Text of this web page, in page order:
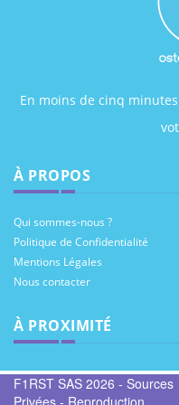
En moins de cinq
À PROPOS
Qui sommes-nous ?
Politique de Confidentialité
Mentions Légales
Nous contacter
À PROXIMITÉ
F1RST SAS 2026 - Sources
Privées - Reproduction